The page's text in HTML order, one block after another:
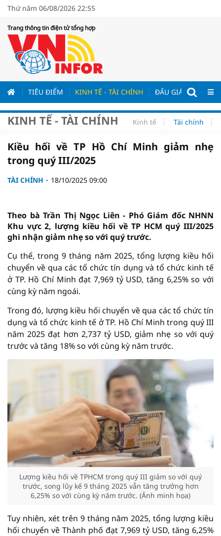
Thứ năm 06/08/2026 22:55
Trang thông tin điện tử tổng hợp
TIÊU ĐIỂM KINH TẾ - TÀI CHÍNH ĐẤU GIÁ - ĐẤU
KINH TẾ - TÀI CHÍNH Kinh tế Tài chính
Kiều hối về TP Hồ Chí Minh giảm nhẹ
trong quý III/2025
TÀI CHÍNH 18/10/2025 09:00
Theo bà Trần Thị Ngọc Liên - Phó Giám đốc NHNN
Khu vực 2, lượng kiều hối về TP HCM quý III/2025
ghi nhận giảm nhẹ so với quý trước.
Cụ thể, trong 9 tháng năm 2025, tổng lượng kiều hối
chuyển về qua các tổ chức tín dụng và tổ chức kinh tế
ở TP. Hồ Chí Minh đạt 7,969 tỷ USD, tăng 6,25% so với
cùng kỳ năm ngoái.
Trong đó, lượng kiều hối chuyển về qua các tổ chức tín
dụng và tổ chức kinh tế ở TP. Hồ Chí Minh trong quý III
năm 2025 đạt hơn 2,737 tỷ USD, giảm nhẹ so với quý
trước và tăng 18% so với cùng kỳ năm trước.
Lượng kiều hối về TPHCM trong quý III giảm so với quý
trước, song lũy kế 9 tháng 2025 vẫn tăng trưởng hơn
6,25% so với cùng kỳ năm trước. (Ảnh minh họa)
Tuy nhiên, xét trên 9 tháng năm 2025, tổng lượng kiều
hối chuyển về Thành phố đạt 7,969 tỷ USD, tăng 6,25%